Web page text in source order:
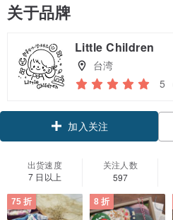
关于品牌
Little Children
台湾
5
加入关注
出货速度
7 日以上
关注人数
597
75 折 8 折